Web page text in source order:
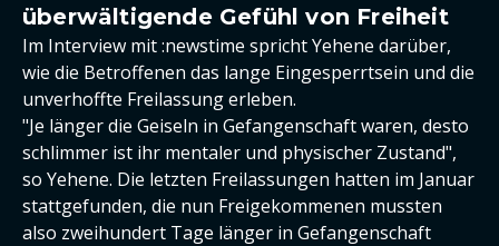
überwältigende Gefühl von Freiheit
Im Interview mit :newstime spricht Yehene darüber,
wie die Betroffenen das lange Eingesperrtsein und die
unverhoffte Freilassung erleben.
"Je länger die Geiseln in Gefangenschaft waren, desto
schlimmer ist ihr mentaler und physischer Zustand",
so Yehene. Die letzten Freilassungen hatten im Januar
stattgefunden, die nun Freigekommenen mussten
also zweihundert Tage länger in Gefangenschaft